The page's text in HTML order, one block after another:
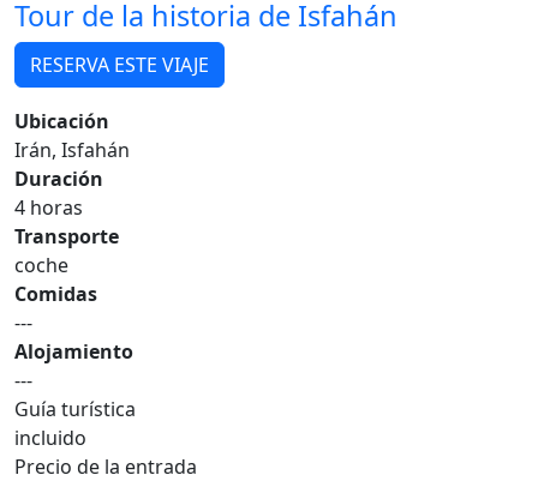
Tour de la historia de Isfahán
RESERVA ESTE VIAJE
Ubicación
Irán, Isfahán
Duración
4 horas
Transporte
coche
Comidas
---
Alojamiento
---
Guía turística
incluido
Precio de la entrada